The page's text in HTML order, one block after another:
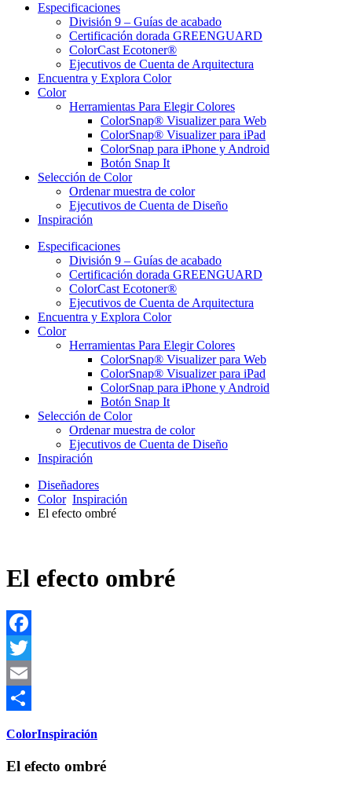
Especificaciones
División 9 – Guías de acabado
Certificación dorada GREENGUARD
ColorCast Ecotoner®
Ejecutivos de Cuenta de Arquitectura
Encuentra y Explora Color
Color
Herramientas Para Elegir Colores
ColorSnap® Visualizer para Web
ColorSnap® Visualizer para iPad
ColorSnap para iPhone y Android
Botón Snap It
Selección de Color
Ordenar muestra de color
Ejecutivos de Cuenta de Diseño
Inspiración
Especificaciones
División 9 – Guías de acabado
Certificación dorada GREENGUARD
ColorCast Ecotoner®
Ejecutivos de Cuenta de Arquitectura
Encuentra y Explora Color
Color
Herramientas Para Elegir Colores
ColorSnap® Visualizer para Web
ColorSnap® Visualizer para iPad
ColorSnap para iPhone y Android
Botón Snap It
Selección de Color
Ordenar muestra de color
Ejecutivos de Cuenta de Diseño
Inspiración
Diseñadores
Color Inspiración
El efecto ombré
El efecto ombré
Facebook
Twitter
Email
ColorInspiración
El efecto ombré